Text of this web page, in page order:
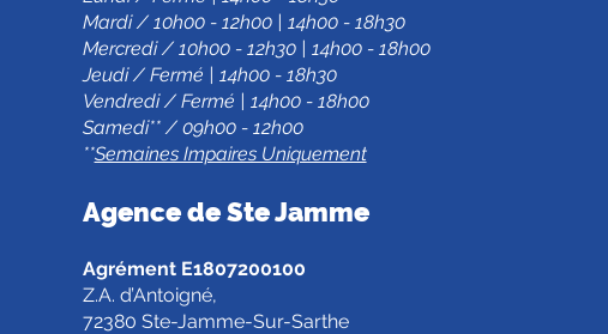
Mardi / 10h00 - 12h00 | 14h00 - 18h30
Mercredi / 10h00 - 12h30 | 14h00 - 18h00
Jeudi / Fermé | 14h00 - 18h30
Vendredi / Fermé | 14h00 - 18h00
Samedi** / 09h00 - 12h00
**Semaines Impaires Uniquement
Agence de Ste Jamme
Agrément E1807200100
Z.A. d’Antoigné,
72380 Ste-Jamme-Sur-Sarthe